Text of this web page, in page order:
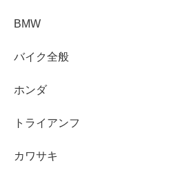
BMW
バイク全般
ホンダ
トライアンフ
カワサキ